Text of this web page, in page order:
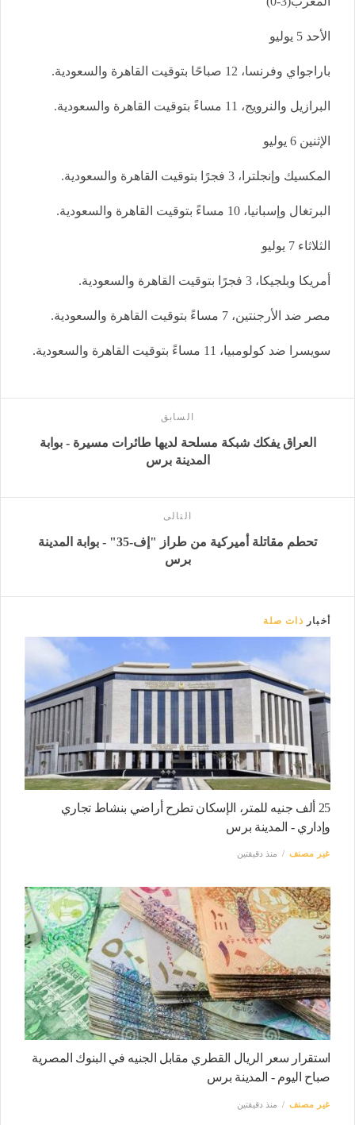
الأحد 5 يوليو
باراجواي وفرنسا، 12 صباحًا بتوقيت القاهرة والسعودية.
البرازيل والنرويج، 11 مساءً بتوقيت القاهرة والسعودية.
الإثنين 6 يوليو
المكسيك وإنجلترا، 3 فجرًا بتوقيت القاهرة والسعودية.
البرتغال وإسبانيا، 10 مساءً بتوقيت القاهرة والسعودية.
الثلاثاء 7 يوليو
أمريكا وبلجيكا، 3 فجرًا بتوقيت القاهرة والسعودية.
مصر ضد الأرجنتين، 7 مساءً بتوقيت القاهرة والسعودية.
سويسرا ضد كولومبيا، 11 مساءً بتوقيت القاهرة والسعودية.
السابق
العراق يفكك شبكة مسلحة لديها طائرات مسيرة - بوابة
المدينة برس
التالى
تحطم مقاتلة أميركية من طراز "إف-35" - بوابة المدينة
برس
أخبار ذات صلة
25 ألف جنيه للمتر، الإسكان تطرح أراضي بنشاط تجاري
وإداري - المدينة برس
غير مصنف منذ دقيقتين
استقرار سعر الريال القطري مقابل الجنيه في البنوك المصرية
صباح اليوم - المدينة برس
غير مصنف منذ دقيقتين